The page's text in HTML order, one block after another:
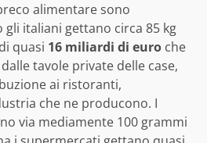
alimentare sono
italiani gettano circa 85 kg
quasi 16 miliardi di euro che
tavole private delle case,
ai ristoranti,
che ne producono. I
via mediamente 100 grammi